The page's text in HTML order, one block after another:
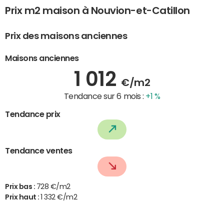
Prix m2 maison à Nouvion-et-Catillon
Prix des maisons anciennes
Maisons anciennes
1 012 €/m2
Tendance sur 6 mois : +1 %
Tendance prix
Tendance ventes
Prix bas : 728 €/m2
Prix haut :
1 332 €/m2